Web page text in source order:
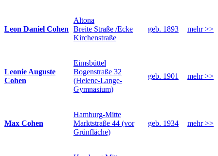
Leon Daniel Cohen
Altona
Breite Straße /Ecke
Kirchenstraße
geb. 1893 mehr >>
Leonie Auguste
Cohen
Eimsbüttel
Bogenstraße 32
(Helene-Lange-
Gymnasium)
geb. 1901 mehr >>
Max Cohen
Hamburg-Mitte
Marktstraße 44 (vor
Grünfläche)
geb. 1934 mehr >>